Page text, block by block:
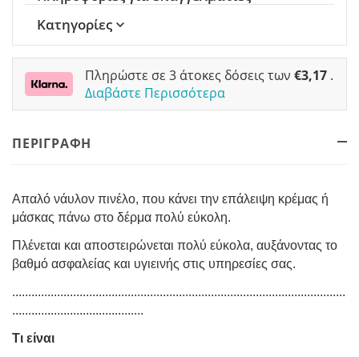
Κατηγορίες
Πληρώστε σε 3 άτοκες δόσεις των €3,17 .
Διαβάστε Περισσότερα
ΠΕΡΙΓΡΑΦΗ
Απαλό νάυλον πινέλο, που κάνει την επάλειψη κρέμας ή
μάσκας πάνω στο δέρμα πολύ εύκολη.
Πλένεται και αποστειρώνεται πολύ εύκολα, αυξάνοντας το
βαθμό ασφαλείας και υγιεινής στις υπηρεσίες σας.
........................................................................................................
.........................................
Τι είναι